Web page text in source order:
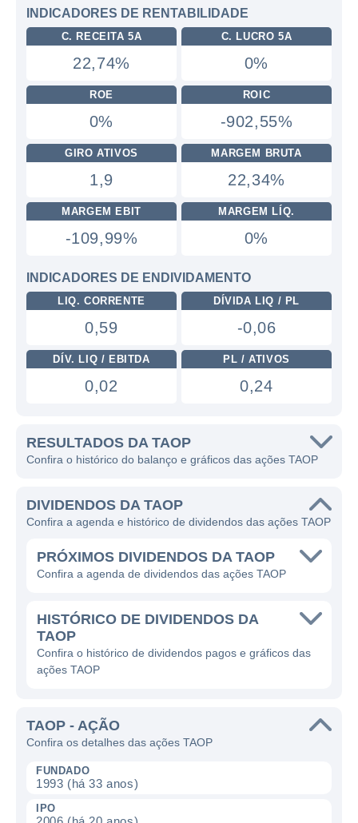
INDICADORES DE RENTABILIDADE
C. RECEITA 5A
22,74%
C. LUCRO 5A
0%
ROE
0%
ROIC
-902,55%
GIRO ATIVOS
1,9
MARGEM BRUTA
22,34%
MARGEM EBIT
-109,99%
MARGEM LÍQ.
0%
INDICADORES DE ENDIVIDAMENTO
LIQ. CORRENTE
0,59
DÍVIDA LIQ / PL
-0,06
DÍV. LIQ / EBITDA
0,02
PL / ATIVOS
0,24
RESULTADOS DA TAOP
Confira o histórico do balanço e gráficos das ações TAOP
DIVIDENDOS DA TAOP
Confira a agenda e histórico de dividendos das ações TAOP
PRÓXIMOS DIVIDENDOS DA TAOP
Confira a agenda de dividendos das ações TAOP
HISTÓRICO DE DIVIDENDOS DA
TAOP
Confira o histórico de dividendos pagos e gráficos das
ações TAOP
TAOP - AÇÃO
Confira os detalhes das ações TAOP
FUNDADO
1993 (há 33 anos)
IPO